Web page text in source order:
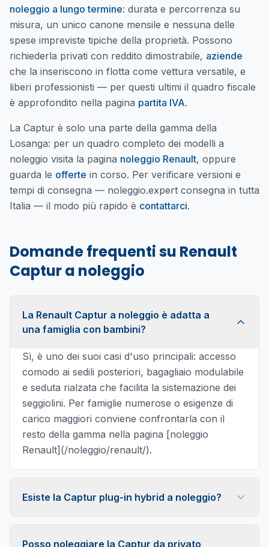
noleggio a lungo termine: durata e percorrenza su
misura, un unico canone mensile e nessuna delle
spese impreviste tipiche della proprietà. Possono
richiederla privati con reddito dimostrabile, aziende
che la inseriscono in flotta come vettura versatile, e
liberi professionisti — per questi ultimi il quadro fiscale
è approfondito nella pagina partita IVA.
La Captur è solo una parte della gamma della
Losanga: per un quadro completo dei modelli a
noleggio visita la pagina noleggio Renault, oppure
guarda le offerte in corso. Per verificare versioni e
tempi di consegna — noleggio.expert consegna in tutta
Italia — il modo più rapido è contattarci.
Domande frequenti su Renault
Captura noleggio
La Renault Captur a noleggio è adatta a
una famiglia con bambini?
Sì, è uno dei suoi casi d'uso principali: accesso
comodo ai sedili posteriori, bagagliaio modulabile
e seduta rialzata che facilita la sistemazione dei
seggiolini. Per famiglie numerose o esigenze di
carico maggiori conviene confrontarla con il
resto della gamma nella pagina [noleggio
Renault](/noleggio/renault/).
Esiste la Captur plug-in hybrid a noleggio?
hybrid e full hybrid; la disponibilità effettiva
Posso noleggiare la Captur da privato